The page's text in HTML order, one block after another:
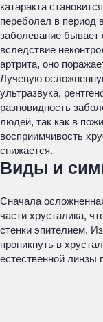
катаракта
переболел в период
заболевание бывает
вследствие
артрита, оно
Лучевую
ультразвука,
разновидность
людей, так как в
восприимчивость
снижается.
Виды и
Сначала
части хрусталика,
стенки эпителием.
проникнуть в
естественной линзы